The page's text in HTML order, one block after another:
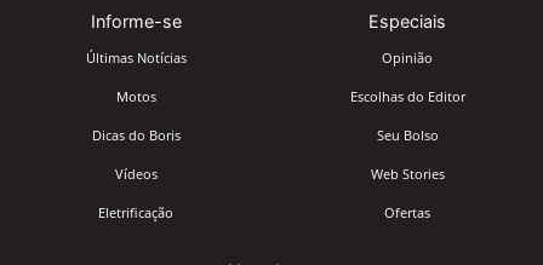
Informe-se
Últimas Notícias
Motos
Dicas do Boris
Vídeos
Eletrificação
Especiais
Opinião
Escolhas do Editor
Seu Bolso
Web Stories
Ofertas